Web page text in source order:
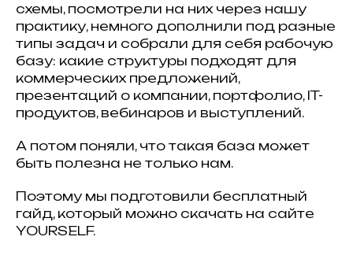
схемы, посмотрели на них через нашу
практику, немного дополнили под разные
типы задач и собрали для себя рабочую
базу: какие структуры подходят для
коммерческих предложений,
презентаций о компании, портфолио, IT-
продуктов, вебинаров и выступлений.
А потом поняли, что такая база может
быть полезна не только нам.
Поэтому мы подготовили бесплатный
гайд, который можно скачать на сайте
YOURSELF.